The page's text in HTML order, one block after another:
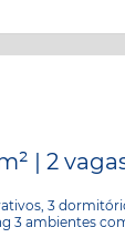
| 2
3
3 ambientes